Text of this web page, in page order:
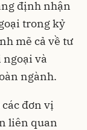
định nhận
trong kỷ
mẽ cả về tư
và
ngành.
đơn vị
liên quan